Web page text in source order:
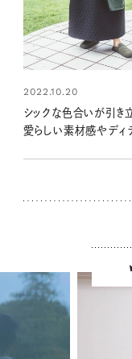
2022.10.20
シックな色合いが引き立
愛らしい素材感やディ